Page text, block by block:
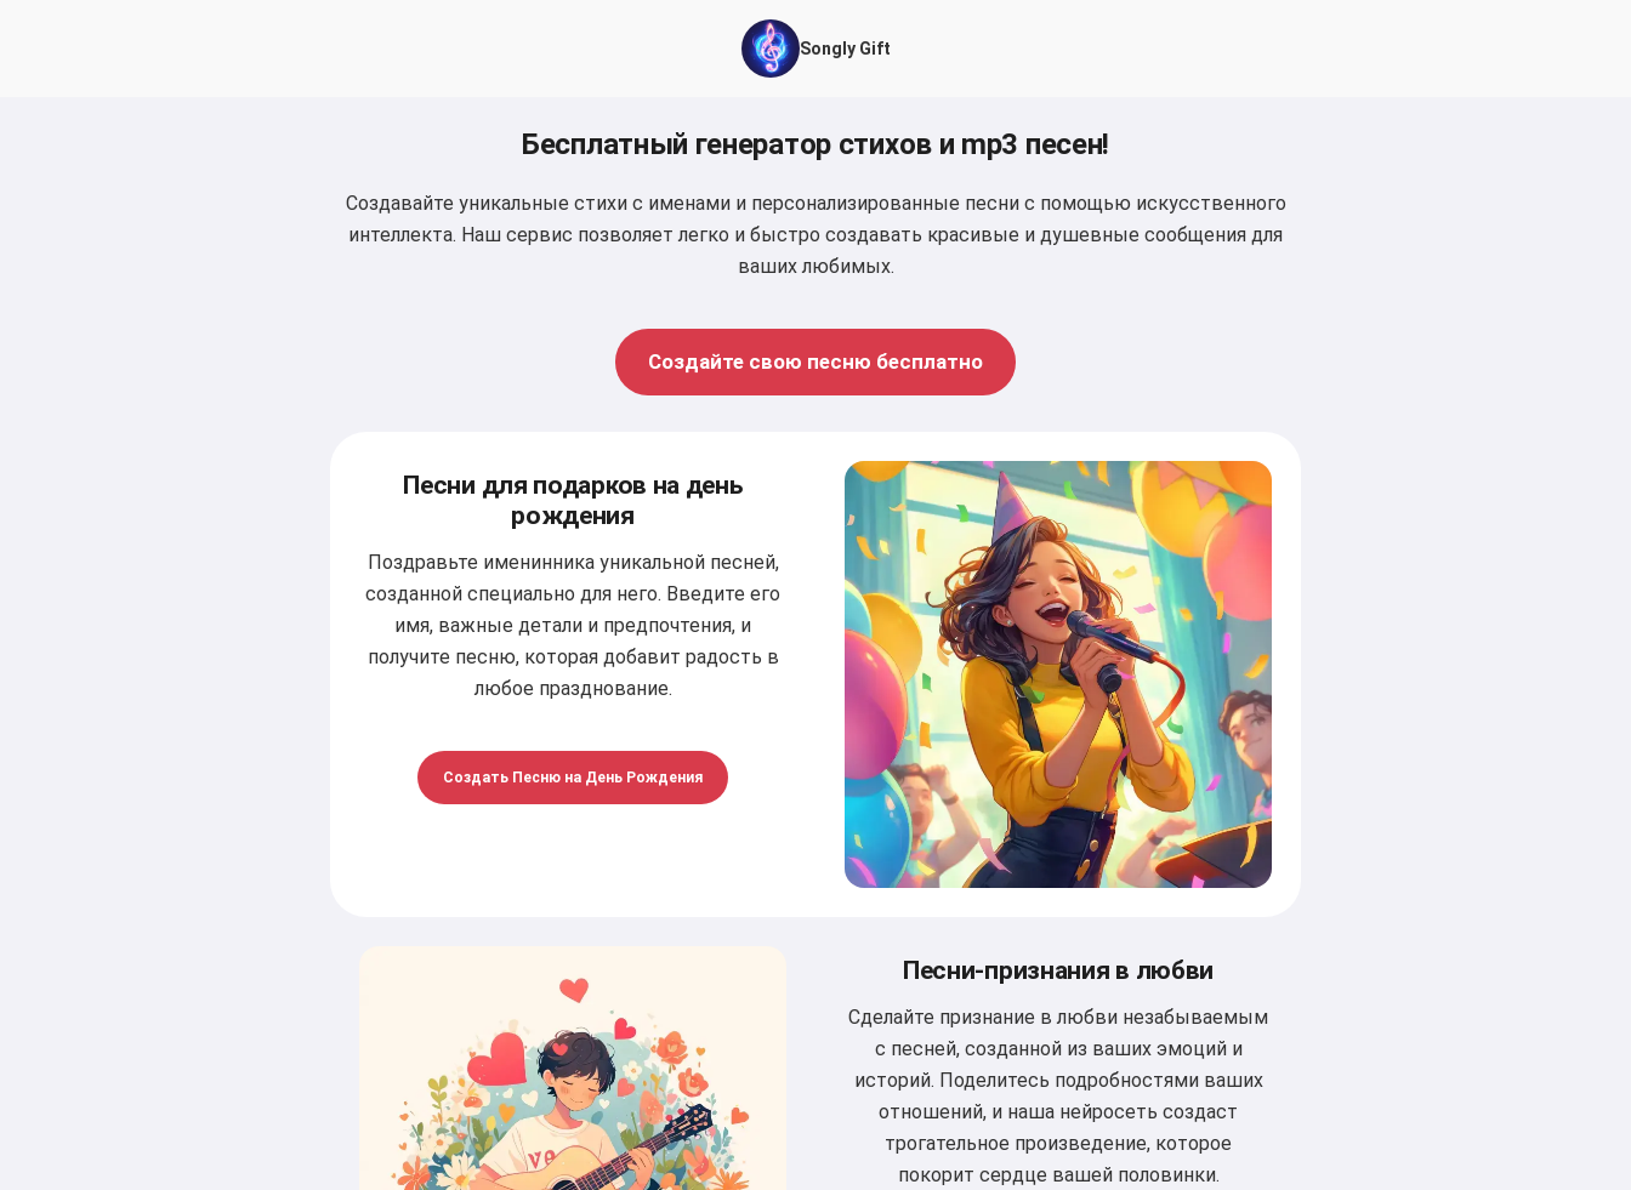
Songly Gift
Бесплатный генератор стихов и mp3 песен!
Создавайте уникальные стихи с именами и персонализированные песни с помощью искусственного
интеллекта. Наш сервис позволяет легко и быстро создавать красивые и душевные сообщения для
ваших любимых.
Создайте свою песню бесплатно
Песни для подарков на день
рождения
Поздравьте именинника уникальной песней,
созданной специально для него. Введите его
имя, важные детали и предпочтения, и
получите песню, которая добавит радость в
любое празднование.
Создать Песню на День Рождения
Песни-признания в любви
Сделайте признание в любви незабываемым
с песней, созданной из ваших эмоций и
историй. Поделитесь подробностями ваших
отношений, и наша нейросеть создаст
трогательное произведение, которое
покорит сердце вашей половинки.